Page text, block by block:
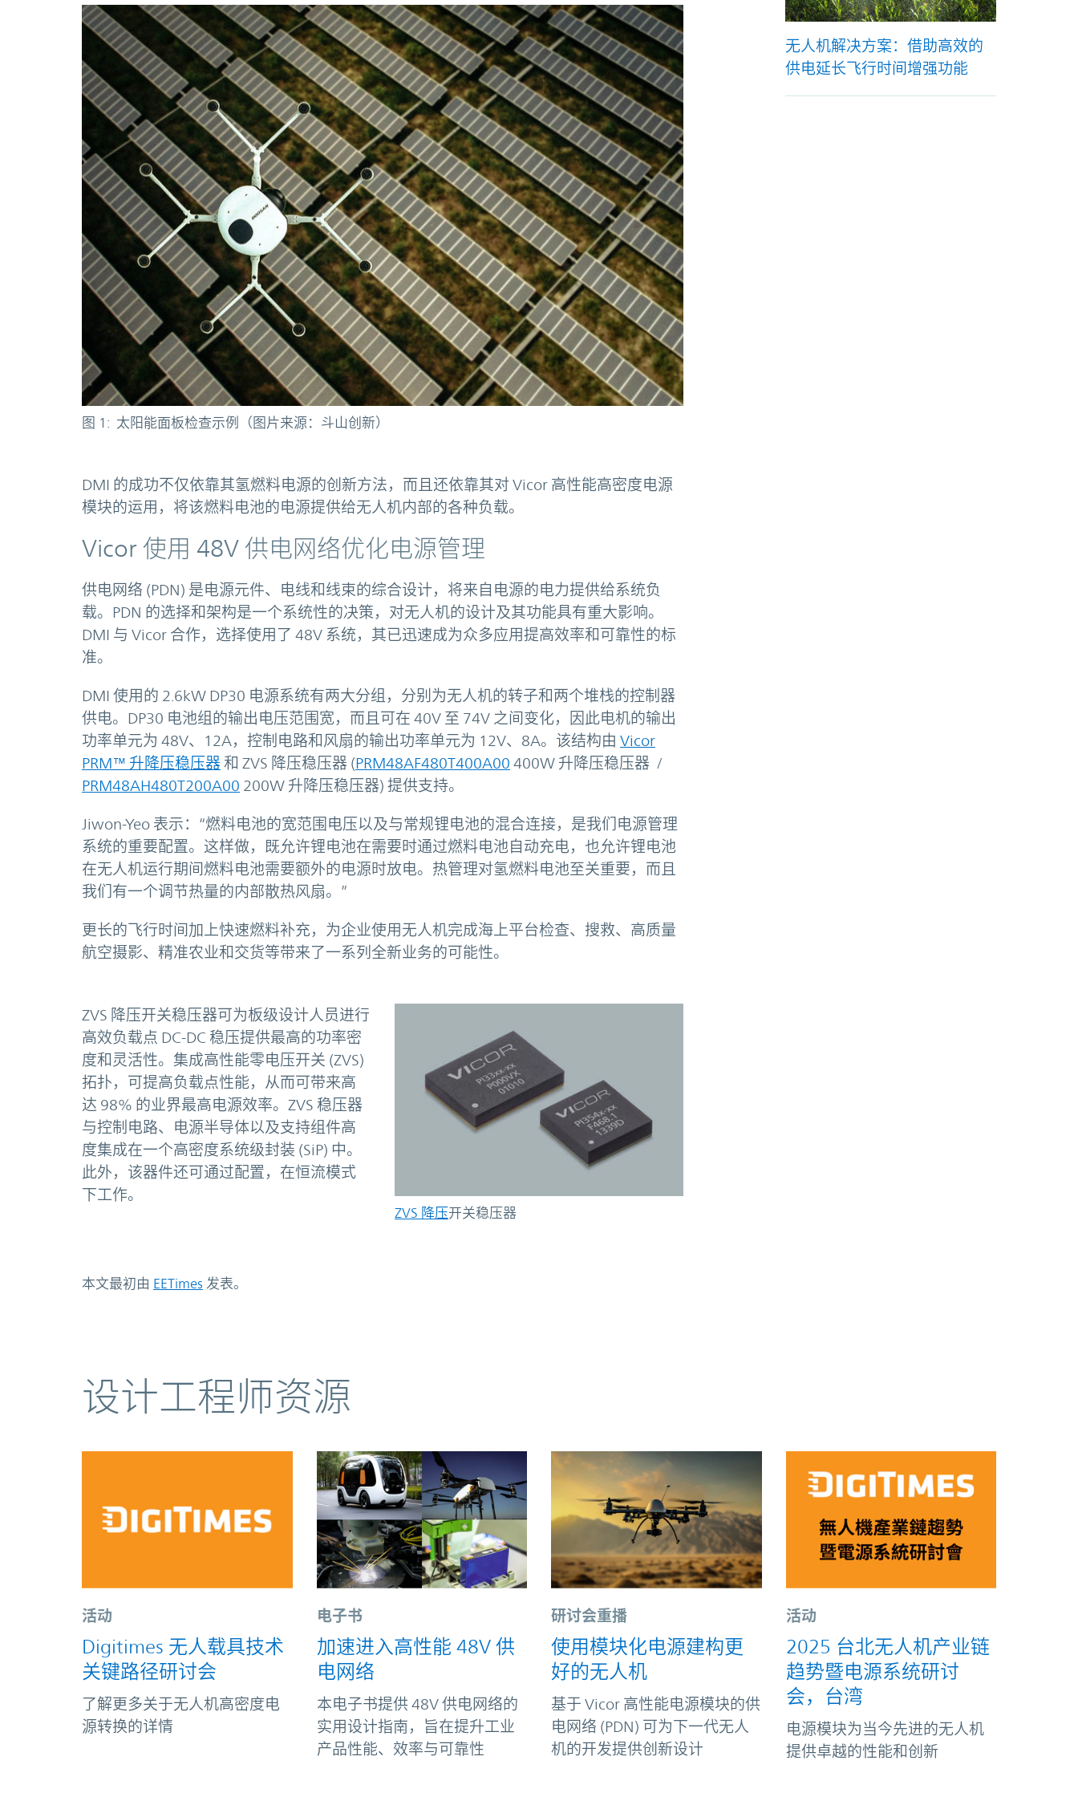
图 1: 太阳能面板检查示例（图片来源：斗山创新）
DMI 的成功不仅依靠其氢燃料电源的创新方法，而且还依靠其对 Vicor 高性能高密度电源
模块的运用，将该燃料电池的电源提供给无人机内部的各种负载。
Vicor 使用 48V 供电网络优化电源管理
供电网络 (PDN) 是电源元件、电线和线束的综合设计，将来自电源的电力提供给系统负
载。PDN 的选择和架构是一个系统性的决策，对无人机的设计及其功能具有重大影响。
DMI 与 Vicor 合作，选择使用了 48V 系统，其已迅速成为众多应用提高效率和可靠性的标
准。
DMI 使用的 2.6kW DP30 电源系统有两大分组，分别为无人机的转子和两个堆栈的控制器
供电。DP30 电池组的输出电压范围宽，而且可在 40V 至 74V 之间变化，因此电机的输出
功率单元为 48V、12A，控制电路和风扇的输出功率单元为 12V、8A。该结构由 Vicor
PRM™ 升降压稳压器 和 ZVS 降压稳压器 (PRM48AF480T400A00 400W 升降压稳压器 /
PRM48AH480T200A00 200W 升降压稳压器) 提供支持。
Jiwon-Yeo 表示：“燃料电池的宽范围电压以及与常规锂电池的混合连接，是我们电源管理
系统的重要配置。这样做，既允许锂电池在需要时通过燃料电池自动充电，也允许锂电池
在无人机运行期间燃料电池需要额外的电源时放电。热管理对氢燃料电池至关重要，而且
我们有一个调节热量的内部散热风扇。”
更长的飞行时间加上快速燃料补充，为企业使用无人机完成海上平台检查、搜救、高质量
航空摄影、精准农业和交货等带来了一系列全新业务的可能性。
ZVS 降压开关稳压器可为板级设计人员进行
高效负载点 DC-DC 稳压提供最高的功率密
度和灵活性。集成高性能零电压开关 (ZVS)
拓扑，可提高负载点性能，从而可带来高
达 98% 的业界最高电源效率。ZVS 稳压器
与控制电路、电源半导体以及支持组件高
度集成在一个高密度系统级封装 (SiP) 中。
此外，该器件还可通过配置，在恒流模式
下工作。
ZVS 降压开关稳压器
本文最初由 EETimes 发表。
无人机解决方案：借助高效的
供电延长飞行时间增强功能
设计工程师资源
活动
Digitimes 无人载具技术
关键路径研讨会
了解更多关于无人机高密度电
源转换的详情
电子书
加速进入高性能 48V 供
电网络
本电子书提供 48V 供电网络的
实用设计指南，旨在提升工业
产品性能、效率与可靠性
研讨会重播
使用模块化电源建构更
好的无人机
基于 Vicor 高性能电源模块的供
电网络 (PDN) 可为下一代无人
机的开发提供创新设计
活动
2025 台北无人机产业链
趋势暨电源系统研讨
会，台湾
电源模块为当今先进的无人机
提供卓越的性能和创新